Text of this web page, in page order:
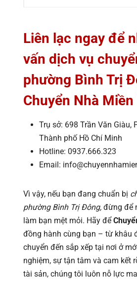
Liên lạc ngay để
vấn dịch vụ
phường Bình Trị
Chuyển Nhà Miền
Trụ sở: 698 Trần Văn Giàu,
Thành phố Hồ Chí Minh
Hotline: 0937.666.323
Email:
Vì vậy, nếu bạn đang chuẩn bị
phường Bình Trị Đông, đừng để
làm bạn mệt mỏi. Hãy để
đồng hành cùng bạn – từ khâu
chuyển đến sắp xếp tại nơi ở
nghiệm, sự tận tâm và cam kết
tài sản, chúng tôi luôn nỗ lực